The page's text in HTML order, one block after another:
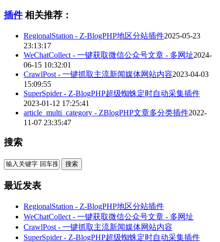
插件 相关推荐：
RegionalStation - Z-BlogPHP地区分站插件2025-05-23
23:13:17
WeChatCollect - 一键获取微信公众号文章 - 多网址2024-
06-15 10:32:01
CrawlPost - 一键抓取主流新闻媒体网站内容2023-04-03
15:09:55
SuperSpider - Z-BlogPHP超级蜘蛛定时自动采集插件
2023-01-12 17:25:41
article_multi_category - ZBlogPHP文章多分类插件2022-
11-07 23:35:47
搜索
最近发表
RegionalStation - Z-BlogPHP地区分站插件
WeChatCollect - 一键获取微信公众号文章 - 多网址
CrawlPost - 一键抓取主流新闻媒体网站内容
SuperSpider - Z-BlogPHP超级蜘蛛定时自动采集插件